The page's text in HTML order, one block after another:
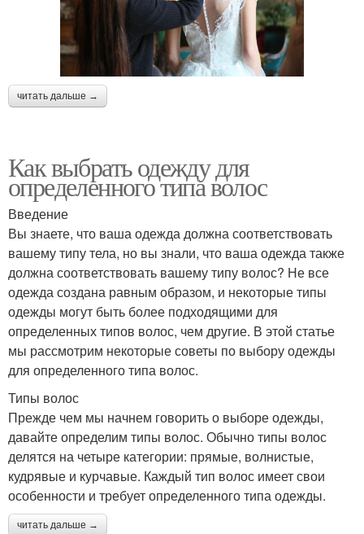
читать дальше →
Как выбрать одежду для
определенного типа волос
Введение
Вы знаете, что ваша одежда должна соответствовать
вашему типу тела, но вы знали, что ваша одежда также
должна соответствовать вашему типу волос? Не все
одежда создана равным образом, и некоторые типы
одежды могут быть более подходящими для
определенных типов волос, чем другие. В этой статье
мы рассмотрим некоторые советы по выбору одежды
для определенного типа волос.
Типы волос
Прежде чем мы начнем говорить о выборе одежды,
давайте определим типы волос. Обычно типы волос
делятся на четыре категории: прямые, волнистые,
кудрявые и курчавые. Каждый тип волос имеет свои
особенности и требует определенного типа одежды.
читать дальше →